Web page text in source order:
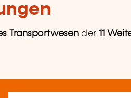
Transportwesen der 11